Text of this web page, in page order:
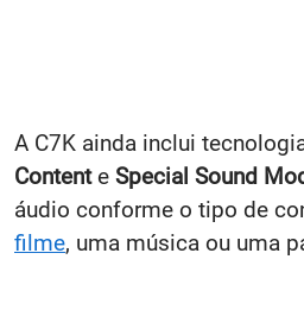
A C7K ainda inclui
Contente Special Sound
áudio conforme o tipo de
filme, uma música ou uma